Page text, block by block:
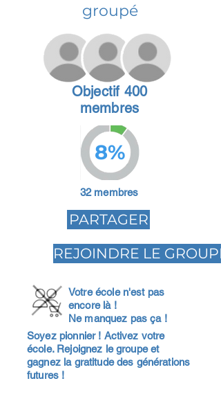
groupé
Objectif 400
membres
8%
32 membres
PARTAGER
REJOINDRE LE GROUPE
Votre école n'est pas
encore là !
Ne manquez pas ça !
Soyez pionnier ! Activez votre
école. Rejoignez le groupe et
gagnez la gratitude des générations
futures !